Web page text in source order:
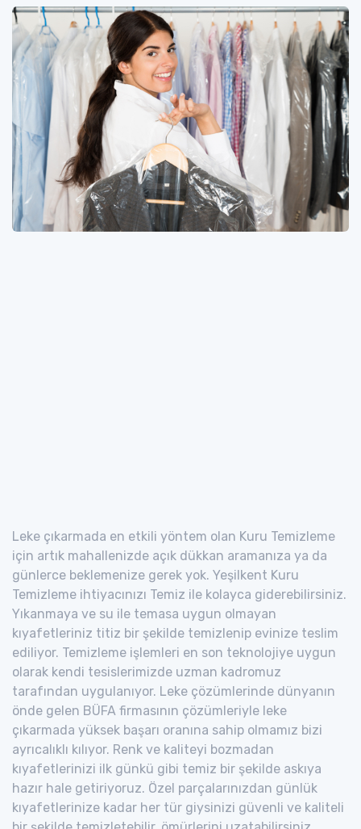
Leke çıkarmada en etkili yöntem olan Kuru Temizleme
için artık mahallenizde açık dükkan aramanıza ya da
günlerce beklemenize gerek yok. Yeşilkent Kuru
Temizleme ihtiyacınızı Temiz ile kolayca giderebilirsiniz.
Yıkanmaya ve su ile temasa uygun olmayan
kıyafetleriniz titiz bir şekilde temizlenip evinize teslim
ediliyor. Temizleme işlemleri en son teknolojiye uygun
olarak kendi tesislerimizde uzman kadromuz
tarafından uygulanıyor. Leke çözümlerinde dünyanın
önde gelen BÜFA firmasının çözümleriyle leke
çıkarmada yüksek başarı oranına sahip olmamız bizi
ayrıcalıklı kılıyor. Renk ve kaliteyi bozmadan
kıyafetlerinizi ilk günkü gibi temiz bir şekilde askıya
hazır hale getiriyoruz. Özel parçalarınızdan günlük
kıyafetlerinize kadar her tür giysinizi güvenli ve kaliteli